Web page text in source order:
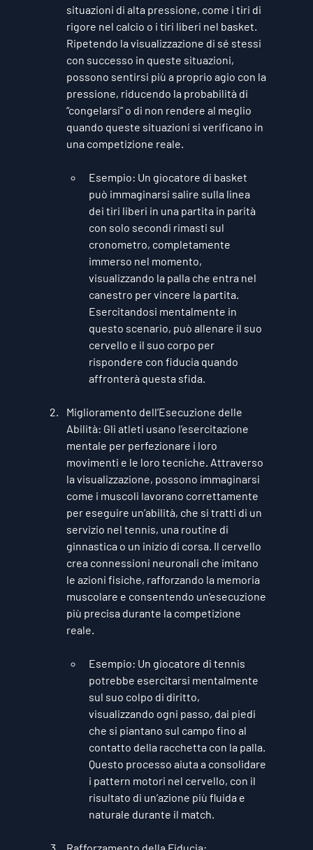
situazioni di alta pressione, come i tiri di
rigore nel calcio o i tiri liberi nel basket.
Ripetendo la visualizzazione di sé stessi
con successo in queste situazioni,
possono sentirsi più a proprio agio con la
pressione, riducendo la probabilità di
“congelarsi” o di non rendere al meglio
quando queste situazioni si verificano in
una competizione reale.
Esempio: Un giocatore di basket
può immaginarsi salire sulla linea
dei tiri liberi in una partita in parità
con solo secondi rimasti sul
cronometro, completamente
immerso nel momento,
visualizzando la palla che entra nel
canestro per vincere la partita.
Esercitandosi mentalmente in
questo scenario, può allenare il suo
cervello e il suo corpo per
rispondere con fiducia quando
affronterà questa sfida.
Miglioramento dell’Esecuzione delle
Abilità: Gli atleti usano l’esercitazione
mentale per perfezionare i loro
movimenti e le loro tecniche. Attraverso
la visualizzazione, possono immaginarsi
come i muscoli lavorano correttamente
per eseguire un’abilità, che si tratti di un
servizio nel tennis, una routine di
ginnastica o un inizio di corsa. Il cervello
crea connessioni neuronali che imitano
le azioni fisiche, rafforzando la memoria
muscolare e consentendo un’esecuzione
più precisa durante la competizione
reale.
Esempio: Un giocatore di tennis
potrebbe esercitarsi mentalmente
sul suo colpo di diritto,
visualizzando ogni passo, dai piedi
che si piantano sul campo fino al
contatto della racchetta con la palla.
Questo processo aiuta a consolidare
i pattern motori nel cervello, con il
risultato di un’azione più fluida e
naturale durante il match.